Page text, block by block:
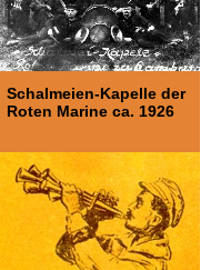
Schalmeien-Kapelle der
Roten Marine ca. 1926